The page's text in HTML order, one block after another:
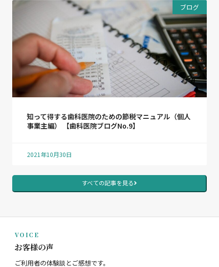
ブログ
知って得する歯科医院のための節税マニュアル（個人
事業主編） 【歯科医院ブログNo.9】
2021年10月30日
すべての記事を見る
VOICE
お客様の声
ご利用者の体験談とご感想です。